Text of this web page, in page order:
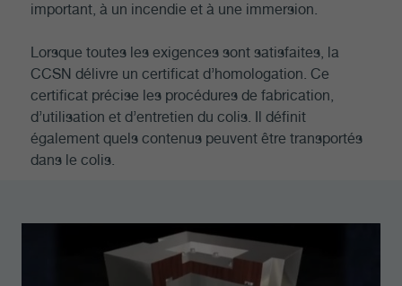
important, à un incendie et à une immersion.
Lorsque toutes les exigences sont satisfaites, la
CCSN délivre un certificat d’homologation. Ce
certificat précise les procédures de fabrication,
d’utilisation et d’entretien du colis. Il définit
également quels contenus peuvent être transportés
dans le colis.